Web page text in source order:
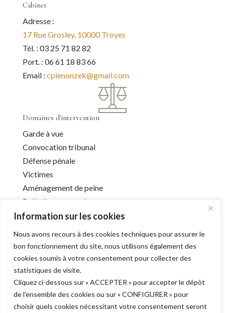
Information sur les cookies
Nous avons recours à des cookies techniques pour assurer le
bon fonctionnement du site, nous utilisons également des
cookies soumis à votre consentement pour collecter des
statistiques de visite.
Cliquez ci-dessous sur « ACCEPTER » pour accepter le dépôt
de l'ensemble des cookies ou sur « CONFIGURER » pour
choisir quels cookies nécessitant votre consentement seront
Cabinet
Adresse :
17 Rue Grosley, 10000 Troyes
Tél. : 03 25 71 82 82
Port. : 06 61 18 83 66
Email : cpienonzek@gmail.com
Domaines d'intervention
Garde à vue
Convocation tribunal
Défense pénale
Victimes
Aménagement de peine
Préjudice corporel
Infos utiles
Liens utiles
Mentions légales
Déontologie